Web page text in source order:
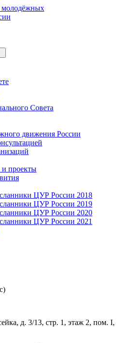
молодёжных
Совета
движения России
проекты
ЦУР России 2018
ЦУР России 2019
ЦУР России 2020
ЦУР России 2021
д. 3/13, стр. 1, этаж 2, пом. I,